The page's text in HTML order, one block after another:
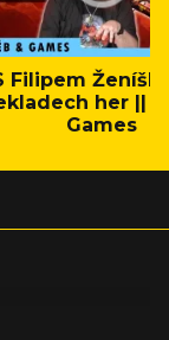
Filipem
her ||
Games